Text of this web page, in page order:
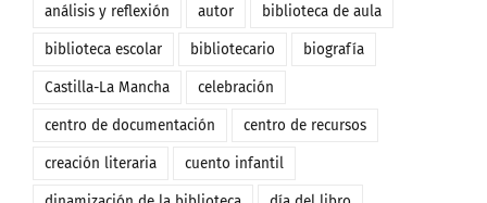
análisis y reflexión autor biblioteca de aula
biblioteca escolar bibliotecario biografía
Castilla-La Mancha celebración
centro de documentación centro de recursos
creación literaria cuento infantil